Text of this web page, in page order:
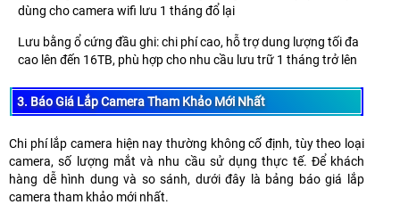
dùng cho camera wifi lưu 1 tháng đổ lại
Lưu bằng ổ cứng đầu ghi: chi phí cao, hỗ trợ dung lượng tối đa
cao lên đến 16TB, phù hợp cho nhu cầu lưu trữ 1 tháng trở lên
3. Báo Giá Lắp Camera Tham Khảo Mới Nhất
Chi phí lắp camera hiện nay thường không cố định, tùy theo loại
camera, số lượng mắt và nhu cầu sử dụng thực tế. Để khách
hàng dễ hình dung và so sánh, dưới đây là bảng báo giá lắp
camera tham khảo mới nhất.